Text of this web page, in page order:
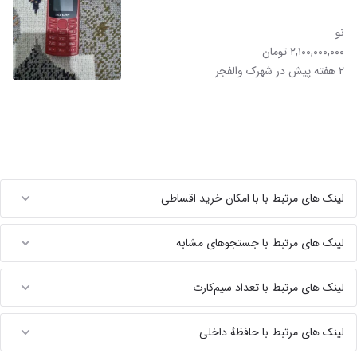
نو
۲,۱۰۰,۰۰۰,۰۰۰ تومان
۲ هفته پیش در شهرک والفجر
لینک های مرتبط با با امکان خرید اقساطی
لینک های مرتبط با جستجوهای مشابه
لینک های مرتبط با تعداد سیم‌کارت
لینک های مرتبط با حافظهٔ داخلی